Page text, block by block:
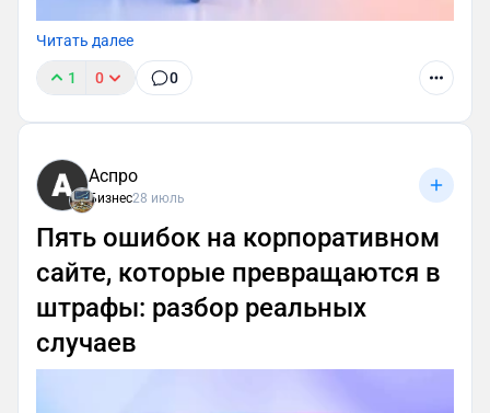
Читать далее
1 0 0
Аспро
Бизнес28 июль
Пять ошибок на корпоративном
сайте, которые превращаются в
штрафы: разбор реальных
случаев